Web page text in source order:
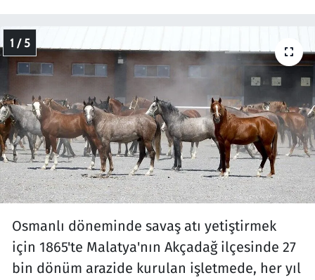
1 / 5
Osmanlı döneminde savaş atı yetiştirmek
için 1865'te Malatya'nın Akçadağ ilçesinde 27
bin dönüm arazide kurulan işletmede, her yıl
Televizyon